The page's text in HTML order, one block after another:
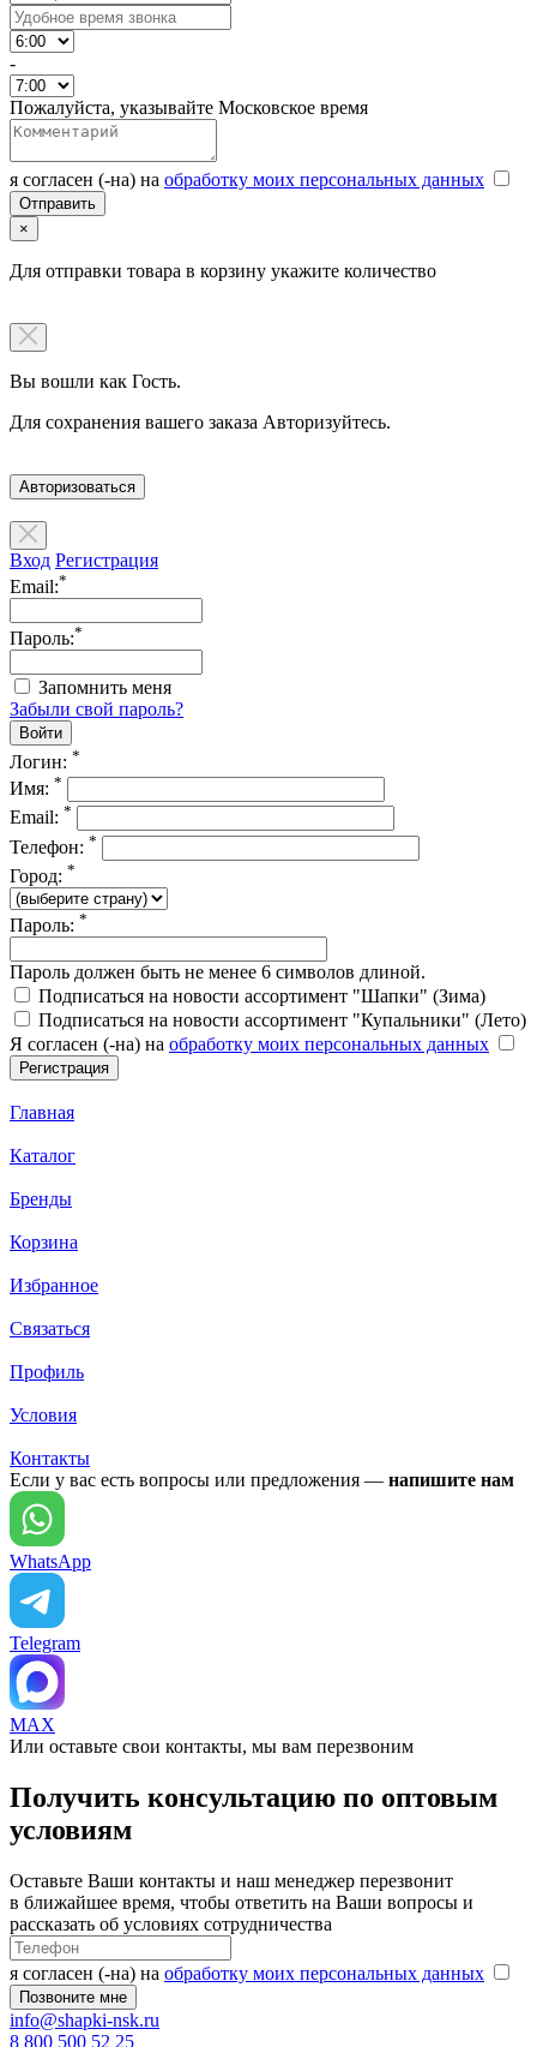
-
Пожалуйста, указывайте Московское время
я согласен (-на) на обработку моих персональных данных
×
Для отправки товара в корзину укажите количество
Вы вошли как Гость.
Для сохранения вашего заказа Авторизуйтесь.
Авторизоваться
Вход Регистрация
Email:*
Пароль:*
Запомнить меня
Забыли свой пароль?
Логин: *
Имя: *
Email: *
Телефон: *
Город: *
Пароль: *
Пароль должен быть не менее 6 символов длиной.
Подписаться на новости ассортимент "Шапки" (Зима)
Подписаться на новости ассортимент "Купальники" (Лето)
Я согласен (-на) на обработку моих персональных данных
Главная
Каталог
Бренды
Корзина
Избранное
Связаться
Профиль
Условия
Контакты
Если у вас есть вопросы или предложения — напишите нам
WhatsApp
Telegram
MAX
Или оставьте свои контакты, мы вам перезвоним
Получить консультацию по оптовым
условиям
Оставьте Ваши контакты и наш менеджер перезвонит
в ближайшее время, чтобы ответить на Ваши вопросы и
рассказать об условиях сотрудничества
я согласен (-на) на обработку моих персональных данных
info@shapki-nsk.ru
8 800 500 52 25